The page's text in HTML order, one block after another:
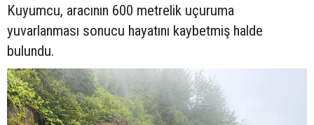
Kuyumcu, aracının 600 metrelik uçuruma
yuvarlanması sonucu hayatını kaybetmiş halde
bulundu.